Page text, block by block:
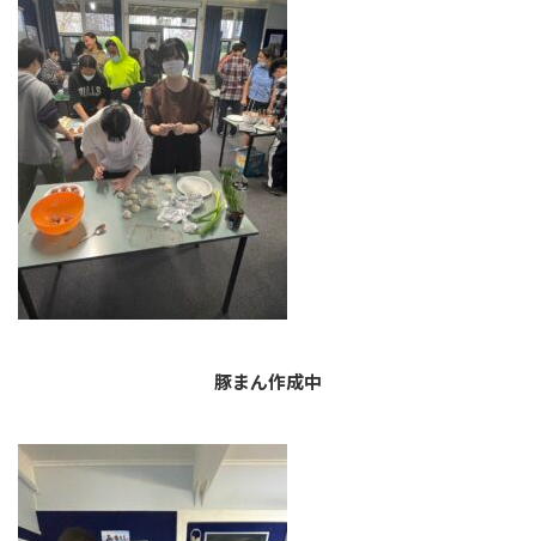
豚まん作成中